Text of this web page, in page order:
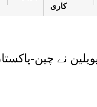
کاری
نے چین-